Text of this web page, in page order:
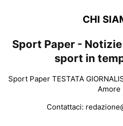
CHI
Sport Paper -
sport in
Sport Paper TESTATA
Amore
Contattaci: